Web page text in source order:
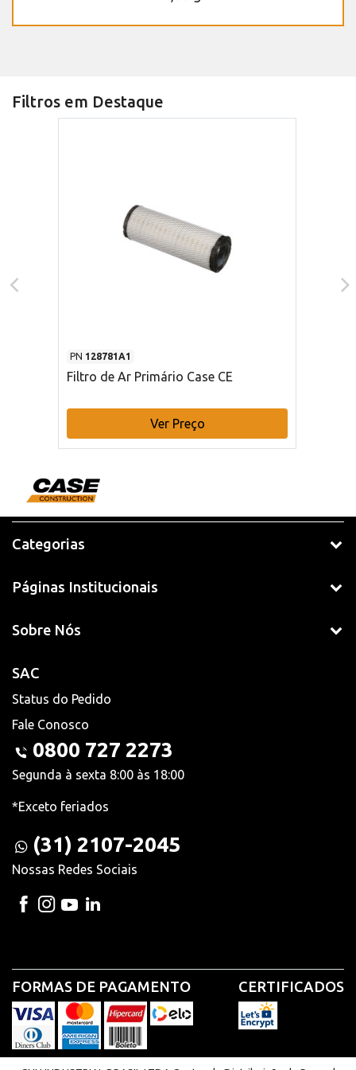
Filtros em Destaque
PN 128781A1
Filtro de Ar Primário Case CE
Ver Preço
Categorias
Páginas Institucionais
Sobre Nós
SAC
Status do Pedido
Fale Conosco
0800 727 2273
Segunda à sexta 8:00 às 18:00
*Exceto feriados
(31) 2107-2045
Nossas Redes Sociais
FORMAS DE PAGAMENTO CERTIFICADOS